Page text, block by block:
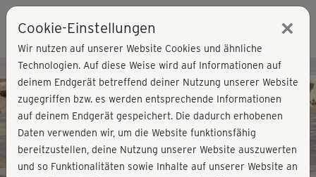
Play
Kursvorschau - Jetzt mitmachen!
Cookie-Einstellungen ×
Wir nutzen auf unserer Website Cookies und ähnliche
Technologien. Auf diese Weise wird auf Informationen auf
deinem Endgerät betreffend deiner Nutzung unserer Website
zugegriffen bzw. es werden entsprechende Informationen
auf deinem Endgerät gespeichert. Die dadurch erhobenen
Daten verwenden wir, um die Website funktionsfähig
bereitzustellen, deine Nutzung unserer Website auszuwerten
und so Funktionalitäten sowie Inhalte auf unserer Website an